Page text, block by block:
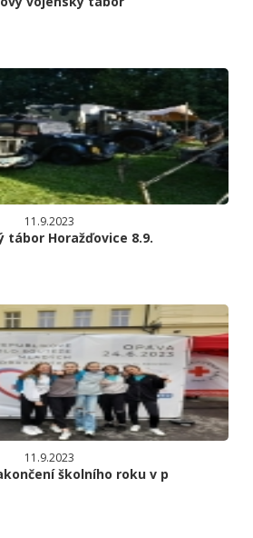
11.9.2023
tábor Horažďovice 8.9.
11.9.2023
školního roku v p